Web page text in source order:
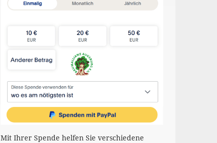
Mit Ihrer Spende helfen Sie verschiedene